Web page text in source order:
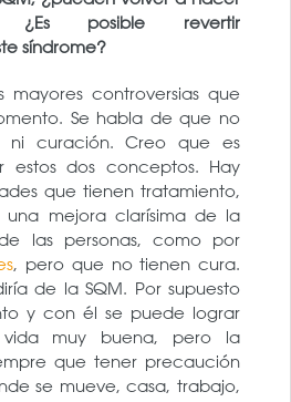
¿Es posible revertir
síndrome?
mayores controversias que
Se habla de que no
ni curación. Creo que es
estos dos conceptos. Hay
que tienen tratamiento,
mejora clarísima de la
las personas, como por
, pero que no tienen cura.
de la SQM. Por supuesto
y con él se puede lograr
muy buena, pero la
que tener precaución
se mueve, casa, trabajo,